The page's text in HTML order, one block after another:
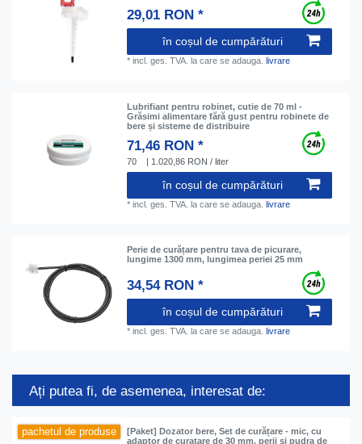
29,01 RON *
în coșul de cumpărături
*incl. ges. TVA. la care se adauga.livrare
Lubrifiant pentru robinet, cutie de 70 ml -
Grăsimi alimentare fără gust pentru robinete de
bere și sisteme de distribuire
71,46 RON *
70 | 1.020,86 RON / liter
în coșul de cumpărături
*incl. ges. TVA. la care se adauga.livrare
Perie de curățare pentru tava de picurare,
lungime 1300 mm, lungimea periei 25 mm
34,54 RON *
în coșul de cumpărături
*incl. ges. TVA. la care se adauga. livrare
Ați putea fi, de asemenea, interesat de:
pachetul de produse
[Paket] Dozator bere, Set de curățare - mic, cu
adaptor de curatare de 30 mm, perii si pudra de